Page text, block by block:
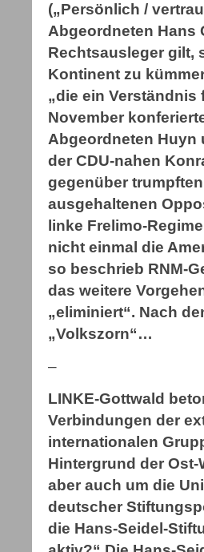
(„Persönlich /
Abgeordneten Hans
Rechtsausleger gilt,
Kontinent zu
„die ein
November
Abgeordneten Huyn
der CDU-nahen
gegenüber
ausgehaltenen
linke Frelimo-
nicht einmal die
so beschrieb RNM-
das weitere
„eliminiert“. Nach
„Volkszorn“…
–
LINKE-Gottwald
Verbindungen der
internationalen
Hintergrund der
aber auch um die
deutscher
die Hans-Seidel-